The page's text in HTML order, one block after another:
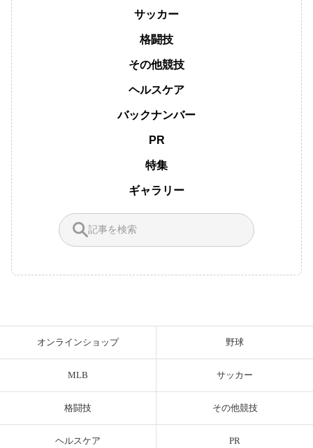
サッカー
格闘技
その他競技
ヘルスケア
バックナンバー
PR
特集
ギャラリー
オンラインショップ 野球
MLB サッカー
格闘技 その他競技
ヘルスケア PR